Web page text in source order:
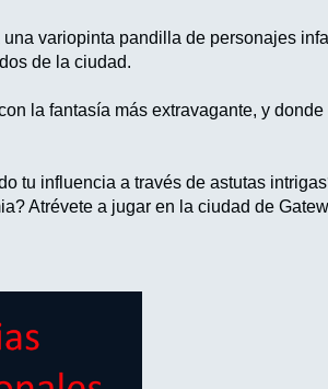
variopinta pandilla de personajes
de la ciudad.
la fantasía más extravagante, y
tu influencia a través de astutas
Atrévete a jugar en la ciudad de